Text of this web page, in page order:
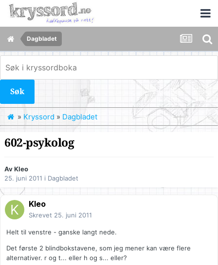
Dagbladet
Søk
» Kryssord » Dagbladet
602-psykolog
AvKleo
25. juni 2011 i Dagbladet
Kleo
Skrevet 25. juni 2011
Helt til venstre - ganske langt nede.
Det første 2 blindbokstavene, som jeg mener kan være flere
alternativer. r og t... eller h og s... eller?